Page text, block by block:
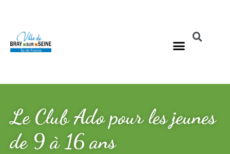
Le Club Ado pour les jeunes
de 9 à 16 ans